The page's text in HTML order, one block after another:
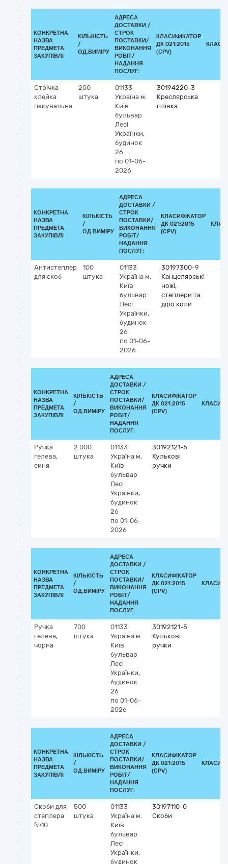
КОНКРЕТНА
НАЗВА
ПРЕДМЕТА
ЗАКУПІВЛІ
КІЛЬКІСТЬ
/
ОД.ВИМІРУ
АДРЕСА
ДОСТАВКИ /
СТРОК
ПОСТАВКИ/
ВИКОНАННЯ
РОБІТ/
НАДАННЯ
ПОСЛУГ:
КЛАСИФІКАТОР
ДК 021:2015
(CPV)
Стрічка
клейка
пакувальна
200
штука
01133
Україна м.
Київ
бульвар
Лесі
Українки,
будинок
26
по 01-06-
2026
30194220-3
Креслярська
плівка
КОНКРЕТНА
НАЗВА
ПРЕДМЕТА
ЗАКУПІВЛІ
КІЛЬКІСТЬ
/
ОД.ВИМІРУ
АДРЕСА
ДОСТАВКИ /
СТРОК
ПОСТАВКИ/
ВИКОНАННЯ
РОБІТ/
НАДАННЯ
ПОСЛУГ:
КЛАСИФІКАТОР
ДК 021:2015
(CPV)
Антистеплер
для скоб
100
штука
01133
Україна м.
Київ
бульвар
Лесі
Українки,
будинок
26
по 01-06-
2026
30197300-9
Канцелярські
ножі,
степлери та
діро коли
КОНКРЕТНА
НАЗВА
ПРЕДМЕТА
ЗАКУПІВЛІ
КІЛЬКІСТЬ
/
ОД.ВИМІРУ
АДРЕСА
ДОСТАВКИ /
СТРОК
ПОСТАВКИ/
ВИКОНАННЯ
РОБІТ/
НАДАННЯ
ПОСЛУГ:
КЛАСИФІКАТОР
ДК 021:2015
(CPV)
Ручка
гелева,
синя
2 000
штука
01133
Україна м.
Київ
бульвар
Лесі
Українки,
будинок
26
по 01-06-
2026
30192121-5
Кулькові
ручки
КОНКРЕТНА
НАЗВА
ПРЕДМЕТА
ЗАКУПІВЛІ
КІЛЬКІСТЬ
/
ОД.ВИМІРУ
АДРЕСА
ДОСТАВКИ /
СТРОК
ПОСТАВКИ/
ВИКОНАННЯ
РОБІТ/
НАДАННЯ
ПОСЛУГ:
КЛАСИФІКАТОР
ДК 021:2015
(CPV)
Ручка
гелева,
чорна
700
штука
01133
Україна м.
Київ
бульвар
Лесі
Українки,
будинок
26
по 01-06-
2026
30192121-5
Кулькові
ручки
КОНКРЕТНА
НАЗВА
ПРЕДМЕТА
ЗАКУПІВЛІ
КІЛЬКІСТЬ
/
ОД.ВИМІРУ
АДРЕСА
ДОСТАВКИ /
СТРОК
ПОСТАВКИ/
ВИКОНАННЯ
РОБІТ/
НАДАННЯ
ПОСЛУГ:
КЛАСИФІКАТОР
ДК 021:2015
(CPV)
Скоби для
степлера
№10
500
штука
01133
Україна м.
Київ
бульвар
Лесі
Українки,
будинок
30197110-0
Скоби